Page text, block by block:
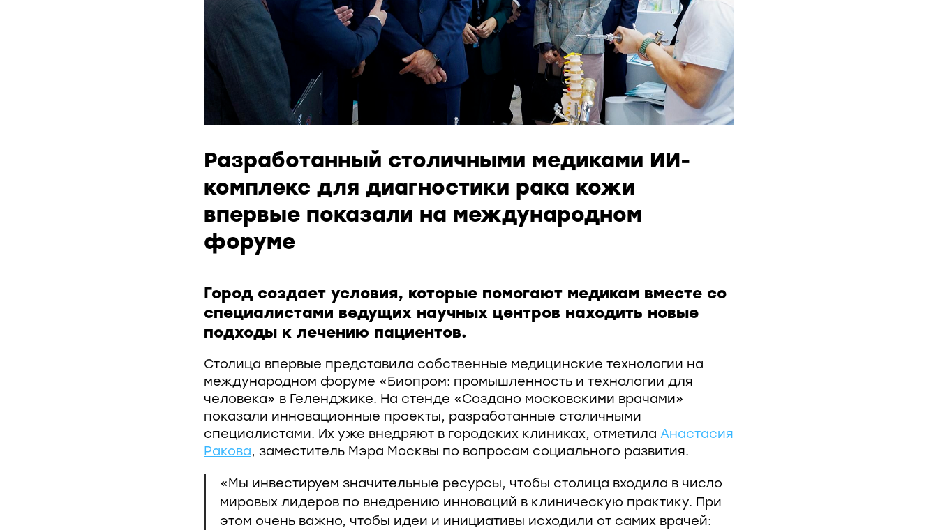
Разработанный столичными медиками ИИ-
комплекс для диагностики рака кожи
впервые показали на международном
форуме
Город создает условия, которые помогают медикам вместе со
специалистами ведущих научных центров находить новые
подходы к лечению пациентов.
Столица впервые представила собственные медицинские технологии на
международном форуме «Биопром: промышленность и технологии для
человека» в Геленджике. На стенде «Создано московскими врачами»
показали инновационные проекты, разработанные столичными
специалистами. Их уже внедряют в городских клиниках, отметила Анастасия
Ракова, заместитель Мэра Москвы по вопросам социального развития.
«Мы инвестируем значительные ресурсы, чтобы столица входила в число
мировых лидеров по внедрению инноваций в клиническую практику. При
этом очень важно, чтобы идеи и инициативы исходили от самих врачей: